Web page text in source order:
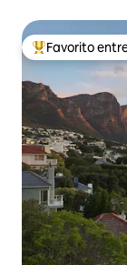
Favorito entre
Favorito